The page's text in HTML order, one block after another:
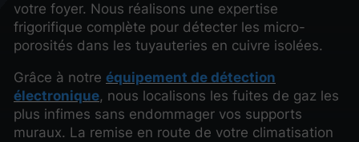
votre foyer. Nous réalisons une expertise
frigorifique complète pour détecter les micro-
porosités dans les tuyauteries en cuivre isolées.
Grâce à notre équipement de détection
électronique, nous localisons les fuites de gaz les
plus infimes sans endommager vos supports
muraux. La remise en route de votre climatisation